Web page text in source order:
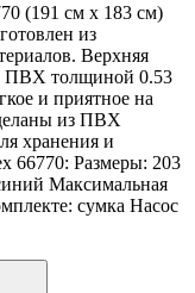
(191 cм х 183 см)
из
Верхняя
ПВХ толщиной 0.53
и приятное на
из ПВХ
хранения и
66770: Размеры: 203
Максимальная
сумка Насос